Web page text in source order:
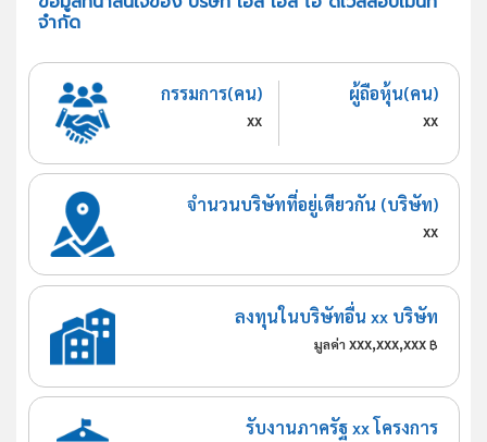
จำกัด
กรรมการ(คน)
xx
ผู้ถือหุ้น(คน)
xx
จำนวนบริษัทที่อยู่เดียวกัน (บริษัท)
xx
ลงทุนในบริษัทอื่น xx บริษัท
มูลค่า xxx,xxx,xxx ฿
รับงานภาครัฐ xx โครงการ